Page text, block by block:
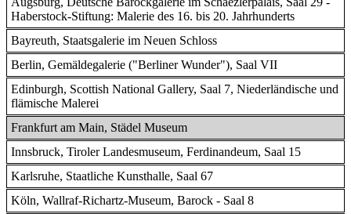
Haberstock-Stiftung: Malerie des 16. bis 20. Jahrhunderts
Bayreuth, Staatsgalerie im Neuen Schloss
Berlin, Gemäldegalerie ("Berliner Wunder"), Saal VII
Edinburgh, Scottish National Gallery, Saal 7, Niederländische und
flämische Malerei
Frankfurt am Main, Städel Museum
Innsbruck, Tiroler Landesmuseum, Ferdinandeum, Saal 15
Karlsruhe, Staatliche Kunsthalle, Saal 67
Köln, Wallraf-Richartz-Museum, Barock - Saal 8